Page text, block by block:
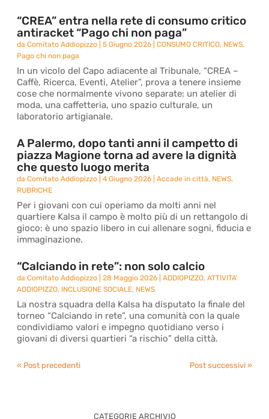
“CREA” entra nella rete di consumo critico
antiracket “Pago chi non paga”
daComitato Addiopizzo |5 Giugno 2026 |CONSUMO CRITICO, NEWS,
Pago chi non paga
In un vicolo del Capo adiacente al Tribunale, “CREA –
Caffè, Ricerca, Eventi, Atelier”, prova a tenere insieme
cose che normalmente vivono separate: un atelier di
moda, una caffetteria, uno spazio culturale, un
laboratorio artigianale.
A Palermo, dopo tanti anni il campetto di
piazza Magione torna ad avere la dignità
che questo luogo merita
daComitato Addiopizzo |4 Giugno 2026 |Accade in città, NEWS,
RUBRICHE
Per i giovani con cui operiamo da molti anni nel
quartiere Kalsa il campo è molto più di un rettangolo di
gioco: è uno spazio libero in cui allenare sogni, fiducia e
immaginazione.
“Calciando in rete”: non solo calcio
daComitato Addiopizzo |28 Maggio 2026 |ADDIOPIZZO,ATTIVITA'
ADDIOPIZZO, INCLUSIONE SOCIALE, NEWS
La nostra squadra della Kalsa ha disputato la finale del
torneo “Calciando in rete”, una comunità con la quale
condividiamo valori e impegno quotidiano verso i
giovani di diversi quartieri “a rischio” della città.
« Post precedenti Post successivi »
CATEGORIE ARCHIVIO